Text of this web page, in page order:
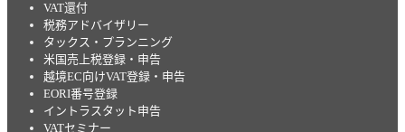
VAT還付
税務アドバイザリー
タックス・プランニング
米国売上税登録・申告
越境EC向けVAT登録・申告
EORI番号登録
イントラスタット申告
VATセミナー